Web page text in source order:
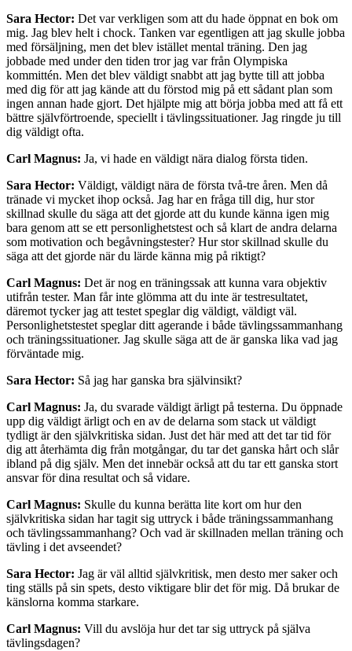
Sara Hector: Det var verkligen som att du hade öppnat en bok om
mig. Jag blev helt i chock. Tanken var egentligen att jag skulle jobba
med försäljning, men det blev istället mental träning. Den jag
jobbade med under den tiden tror jag var från Olympiska
kommittén. Men det blev väldigt snabbt att jag bytte till att jobba
med dig för att jag kände att du förstod mig på ett sådant plan som
ingen annan hade gjort. Det hjälpte mig att börja jobba med att få ett
bättre självförtroende, speciellt i tävlingssituationer. Jag ringde ju till
dig väldigt ofta.
Carl Magnus: Ja, vi hade en väldigt nära dialog första tiden.
Sara Hector: Väldigt, väldigt nära de första två-tre åren. Men då
tränade vi mycket ihop också. Jag har en fråga till dig, hur stor
skillnad skulle du säga att det gjorde att du kunde känna igen mig
bara genom att se ett personlighetstest och så klart de andra delarna
som motivation och begåvningstester? Hur stor skillnad skulle du
säga att det gjorde när du lärde känna mig på riktigt?
Carl Magnus: Det är nog en träningssak att kunna vara objektiv
utifrån tester. Man får inte glömma att du inte är testresultatet,
däremot tycker jag att testet speglar dig väldigt, väldigt väl.
Personlighetstestet speglar ditt agerande i både tävlingssammanhang
och träningssituationer. Jag skulle säga att de är ganska lika vad jag
förväntade mig.
Sara Hector: Så jag har ganska bra självinsikt?
Carl Magnus: Ja, du svarade väldigt ärligt på testerna. Du öppnade
upp dig väldigt ärligt och en av de delarna som stack ut väldigt
tydligt är den självkritiska sidan. Just det här med att det tar tid för
dig att återhämta dig från motgångar, du tar det ganska hårt och slår
ibland på dig själv. Men det innebär också att du tar ett ganska stort
ansvar för dina resultat och så vidare.
Carl Magnus: Skulle du kunna berätta lite kort om hur den
självkritiska sidan har tagit sig uttryck i både träningssammanhang
och tävlingssammanhang? Och vad är skillnaden mellan träning och
tävling i det avseendet?
Sara Hector: Jag är väl alltid självkritisk, men desto mer saker och
ting ställs på sin spets, desto viktigare blir det för mig. Då brukar de
känslorna komma starkare.
Carl Magnus: Vill du avslöja hur det tar sig uttryck på själva
tävlingsdagen?